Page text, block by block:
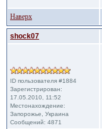
Наверх
shock07
ID пользователя #1884
Зарегистрирован:
17.05.2010, 11:52
Местонахождение:
Запорожье, Украина
Сообщений: 4871